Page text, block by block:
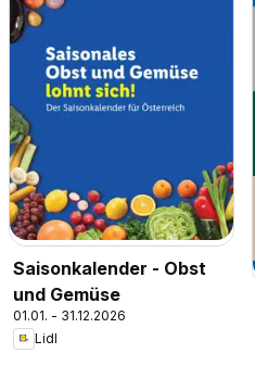
Saisonkalender - Obst
und Gemüse
01.01. - 31.12.2026
Lidl